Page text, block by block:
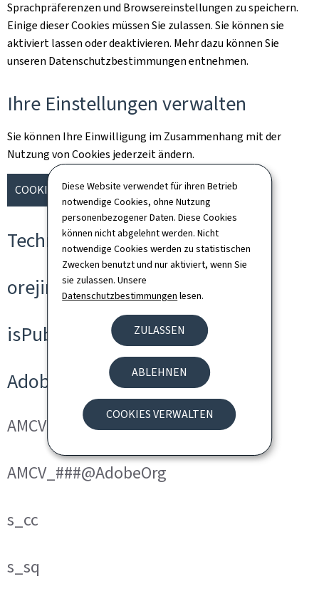
Diese Website verwendet für ihren Betrieb
notwendige Cookies, ohne Nutzung
personenbezogener Daten. Diese Cookies
können nicht abgelehnt werden. Nicht
notwendige Cookies werden zu statistischen
Zwecken benutzt und nur aktiviert, wenn Sie
sie zulassen. Unsere
Datenschutzbestimmungen lesen.
ZULASSEN
ABLEHNEN
COOKIES VERWALTEN
Sprachpräferenzen und Browsereinstellungen zu speichern.
Einige dieser Cookies müssen Sie zulassen. Sie können sie
aktiviert lassen oder deaktivieren. Mehr dazu können Sie
unseren Datenschutzbestimmungen entnehmen.
Ihre Einstellungen verwalten
Sie können Ihre Einwilligung im Zusammenhang mit der
Nutzung von Cookies jederzeit ändern.
COOKIES VERWALTEN
Technische Cookies
orejime
isPublicWebsite
Adobe Analytics
AMCVS_###@AdobeOrg
AMCV_###@AdobeOrg
s_cc
s_sq